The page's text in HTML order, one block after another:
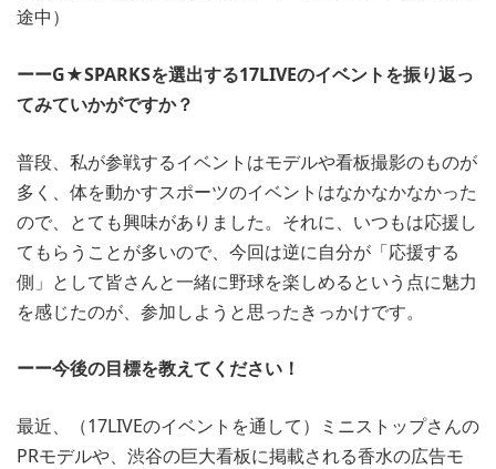
途中）
ーーG★SPARKSを選出する17LIVEのイベントを振り返っ
てみていかがですか？
普段、私が参戦するイベントはモデルや看板撮影のものが
多く、体を動かすスポーツのイベントはなかなかなかった
ので、とても興味がありました。それに、いつもは応援し
てもらうことが多いので、今回は逆に自分が「応援する
側」として皆さんと一緒に野球を楽しめるという点に魅力
を感じたのが、参加しようと思ったきっかけです。
ーー今後の目標を教えてください！
最近、（17LIVEのイベントを通して）ミニストップさんの
PRモデルや、渋谷の巨大看板に掲載される香水の広告モ